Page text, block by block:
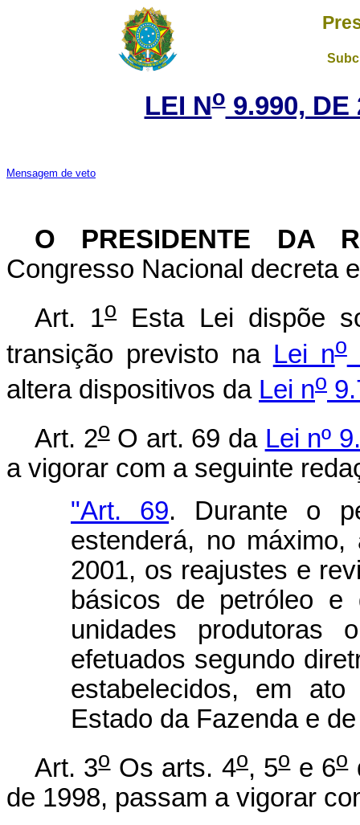
LEI No9.990, DE
Mensagem de veto
O PRESIDENTE DA
Congresso Nacional decreta
Art. 1oEsta Lei dispõe
transição previsto na Lei no
altera dispositivos da Lei no
Art. 2oO art. 69 da Lei nº
a vigorar com a seguinte
"Art. 69. Durante o
estenderá, no
2001, os reajustes e
básicos de petróleo e
unidades produtoras
efetuados segundo
estabelecidos, em
Estado da Fazenda e
Art. 3oOs arts. 4o, 5oe 6o
de 1998, passam a vigorar